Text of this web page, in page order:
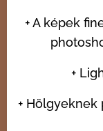
+ A képek
+
+